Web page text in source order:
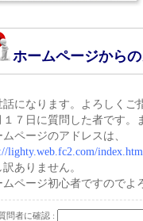
ホームページから
話になります。よろしくご
１７日に質問した者です。
ムページのアドレスは、
lighty.web.fc2.com/
訳ありません。
ムページ初心者ですのでよ
問者に確認 :